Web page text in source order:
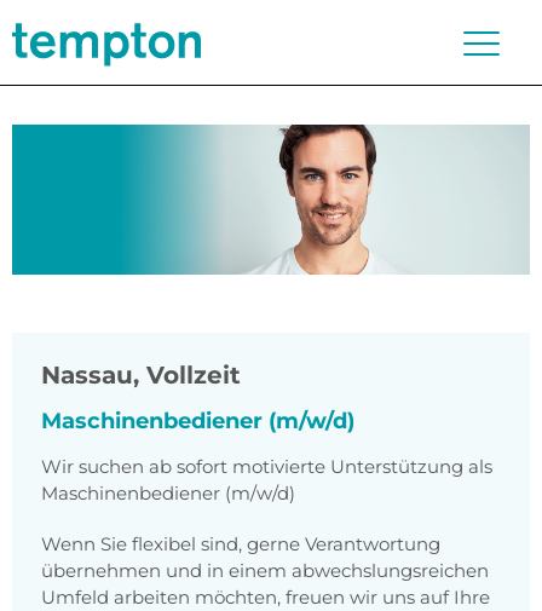
Nassau, Vollzeit
Maschinenbediener (m/w/d)
Wir suchen ab sofort motivierte Unterstützung als
Maschinenbediener (m/w/d)
Wenn Sie flexibel sind, gerne Verantwortung
übernehmen und in einem abwechslungsreichen
Umfeld arbeiten möchten, freuen wir uns auf Ihre